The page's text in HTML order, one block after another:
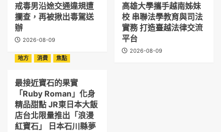
戒毒男沿途交通違規遭
攔查，再被揪出毒駕送
辦
2026-08-09
高雄大學攜手越南姊妹
校 串聯法學教育與司法
實務 打造臺越法律交流
平台
2026-08-09
地方
消費 焦點
最接近寶石的果實
「Ruby Roman」化身
精品甜點 JR東日本大飯
店台北限量推出「浪漫
紅寶石」 日本石川縣夢